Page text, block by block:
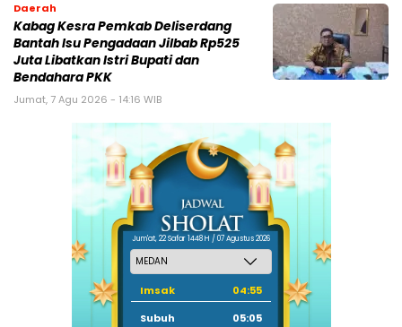
Daerah
Kabag Kesra Pemkab Deliserdang
Bantah Isu Pengadaan Jilbab Rp525
Juta Libatkan Istri Bupati dan
Bendahara PKK
Jumat, 7 Agu 2026 - 14:16 WIB
Jum'at, 22 Safar 1448 H / 07 Agustus 2026
Imsak
04:55
Subuh
05:05